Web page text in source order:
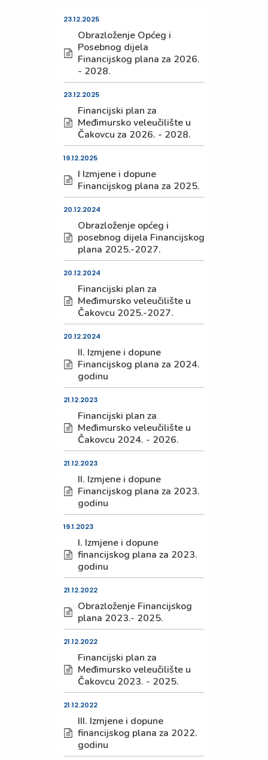
23.12.2025
Obrazloženje Općeg i
Posebnog dijela
Financijskog plana za 2026.
- 2028.
23.12.2025
Financijski plan za
Međimursko veleučilište u
Čakovcu za 2026. - 2028.
19.12.2025
I Izmjene i dopune
Financijskog plana za 2025.
20.12.2024
Obrazloženje općeg i
posebnog dijela Financijskog
plana 2025.-2027.
20.12.2024
Financijski plan za
Međimursko veleučilište u
Čakovcu 2025.-2027.
20.12.2024
II. Izmjene i dopune
Financijskog plana za 2024.
godinu
21.12.2023
Financijski plan za
Međimursko veleučilište u
Čakovcu 2024. - 2026.
21.12.2023
II. Izmjene i dopune
Financijskog plana za 2023.
godinu
19.1.2023
I. Izmjene i dopune
financijskog plana za 2023.
godinu
21.12.2022
Obrazloženje Financijskog
plana 2023.- 2025.
21.12.2022
Financijski plan za
Međimursko veleučilište u
Čakovcu 2023. - 2025.
21.12.2022
III. Izmjene i dopune
financijskog plana za 2022.
godinu